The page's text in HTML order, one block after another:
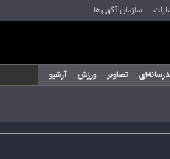
سازمان آگهی‌ها
تصاویر ورزش آرشیو